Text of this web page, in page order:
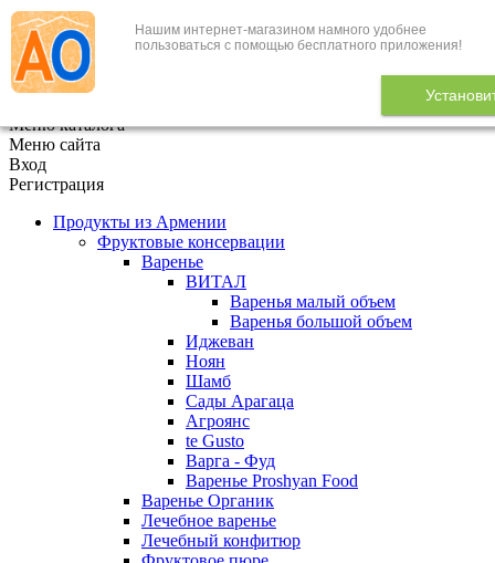
Нашим интернет-магазином намного удобнее
пользоваться с помощью бесплатного приложения!
+7 (495) 646-888-1
В корзине 0
Меню каталога
Меню сайта
Вход
Регистрация
Продукты из Армении
Фруктовые консервации
Варенье
ВИТАЛ
Варенья малый объем
Варенья большой объем
Иджеван
Ноян
Шамб
Сады Арагаца
Агроянс
te Gusto
Варга - Фуд
Варенье Proshyan Food
Варенье Органик
Лечебное варенье
Лечебный конфитюр